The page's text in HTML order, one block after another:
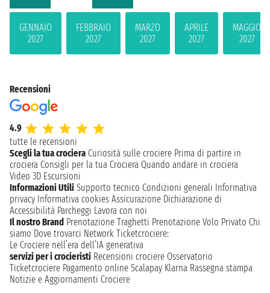
GENNAIO
2027
FEBBRAIO
2027
MARZO
2027
APRILE
2027
MAGGIO
2027
Recensioni
4.9
tutte le recensioni
Scegli la tua crociera Curiosità sulle crociere Prima di partire in
crociera Consigli per la tua Crociera Quando andare in crociera
Video 3D Escursioni
Informazioni Utili Supporto tecnico Condizioni generali Informativa
privacy Informativa cookies Assicurazione Dichiarazione di
Accessibilità Parcheggi Lavora con noi
Il nostro Brand Prenotazione Traghetti Prenotazione Volo Privato Chi
siamo Dove trovarci Network Ticketcrociere:
Le Crociere nell’era dell’IA generativa
servizi per i crocieristi Recensioni crociere Osservatorio
Ticketcrociere Pagamento online Scalapay Klarna Rassegna stampa
Notizie e Aggiornamenti Crociere